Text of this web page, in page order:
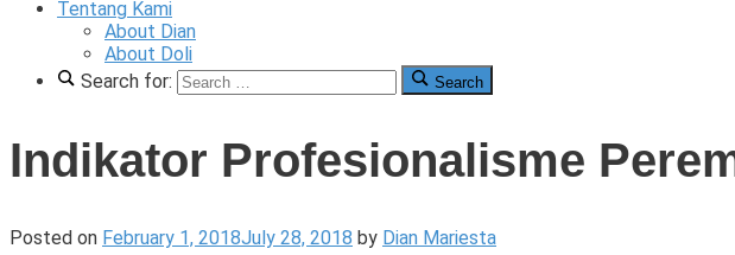
With
Tigade
Tentang Kami
About Dian
About Doli
Search for:
Search
Indikator Profesionalisme
Posted on February 1, 2018July 28, 2018 by Dian Mariesta